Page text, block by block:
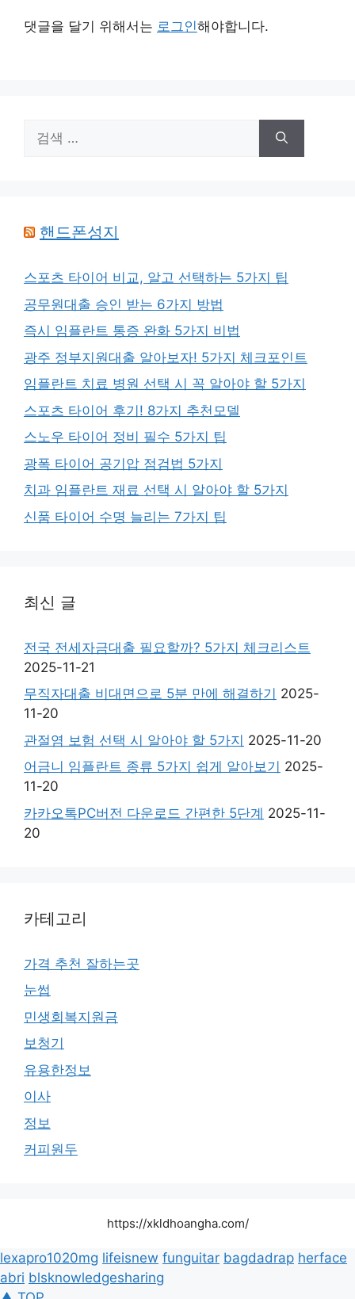
댓글을 달기 위해서는 로그인해야합니다.
색:
핸드폰성지
스포츠 타이어 비교, 알고 선택하는 5가지 팁
공무원대출 승인 받는 6가지 방법
즉시 임플란트 통증 완화 5가지 비법
광주 정부지원대출 알아보자! 5가지 체크포인트
임플란트 치료 병원 선택 시 꼭 알아야 할 5가지
스포츠 타이어 후기! 8가지 추천모델
스노우 타이어 정비 필수 5가지 팁
광폭 타이어 공기압 점검법 5가지
치과 임플란트 재료 선택 시 알아야 할 5가지
신품 타이어 수명 늘리는 7가지 팁
최신 글
전국 전세자금대출 필요할까? 5가지 체크리스트
2025-11-21
무직자대출 비대면으로 5분 만에 해결하기 2025-
11-20
관절염 보험 선택 시 알아야 할 5가지 2025-11-20
어금니 임플란트 종류 5가지 쉽게 알아보기 2025-
11-20
카카오톡PC버전 다운로드 간편한 5단계 2025-11-
20
카테고리
가격 추천 잘하는곳
눈썹
민생회복지원금
보청기
유용한정보
이사
정보
커피원두
https://xkldhoangha.com/
lexapro1020mg lifeisnew funguitar bagdadrap herface
abri blsknowledgesharing